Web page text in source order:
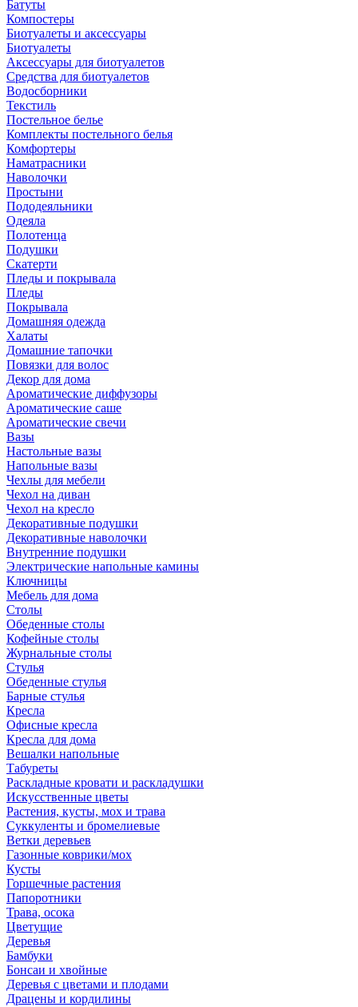
Батуты
Компостеры
Биотуалеты и аксессуары
Биотуалеты
Аксессуары для биотуалетов
Средства для биотуалетов
Водосборники
Текстиль
Постельное белье
Комплекты постельного белья
Комфортеры
Наматрасники
Наволочки
Простыни
Пододеяльники
Одеяла
Полотенца
Подушки
Скатерти
Пледы и покрывала
Пледы
Покрывала
Домашняя одежда
Халаты
Домашние тапочки
Повязки для волос
Декор для дома
Ароматические диффузоры
Ароматические саше
Ароматические свечи
Вазы
Настольные вазы
Напольные вазы
Чехлы для мебели
Чехол на диван
Чехол на кресло
Декоративные подушки
Декоративные наволочки
Внутренние подушки
Электрические напольные камины
Ключницы
Мебель для дома
Столы
Обеденные столы
Кофейные столы
Журнальные столы
Стулья
Обеденные стулья
Барные стулья
Кресла
Офисные кресла
Кресла для дома
Вешалки напольные
Табуреты
Раскладные кровати и раскладушки
Искусственные цветы
Растения, кусты, мох и трава
Суккуленты и бромелиевые
Ветки деревьев
Газонные коврики/мох
Кусты
Горшечные растения
Папоротники
Трава, осока
Цветущие
Деревья
Бамбуки
Бонсаи и хвойные
Деревья с цветами и плодами
Драцены и кордилины